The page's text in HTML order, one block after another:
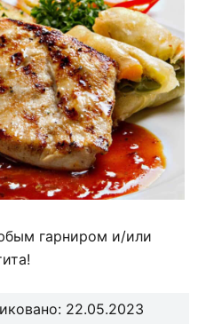
гарниром и/или
22.05.2023